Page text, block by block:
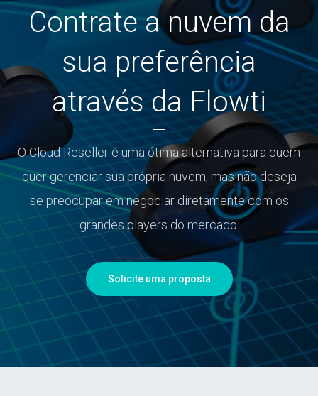
Contrate a nuvem da
sua preferência
através da Flowti
O Cloud Reseller é uma ótima alternativa para quem
quer gerenciar sua própria nuvem, mas não deseja
se preocupar em negociar diretamente com os
grandes players do mercado.
Solicite uma proposta